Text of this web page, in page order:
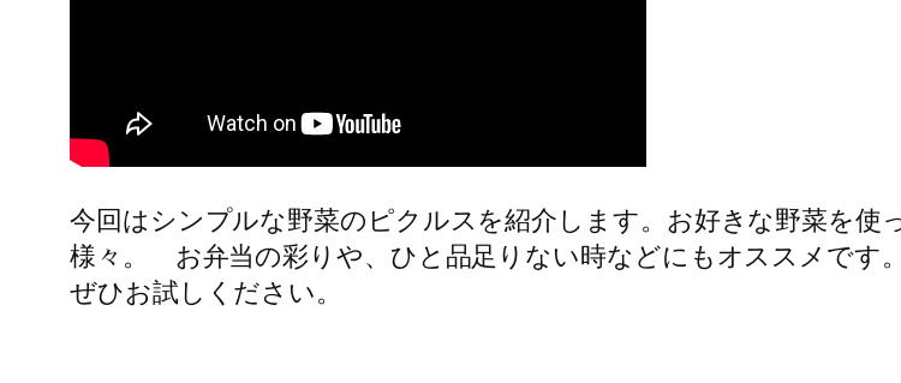
今回はシンプルな野菜のピクルスを紹介します。お好きな野菜を
様々。 お弁当の彩りや、ひと品足りない時などにもオススメです。
ぜひお試しください。